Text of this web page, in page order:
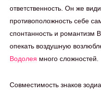
ответственность. Он же
противоположность себе
спонтанность и романтизм
опекать воздушную
Водолея много сложностей.
Совместимость знаков